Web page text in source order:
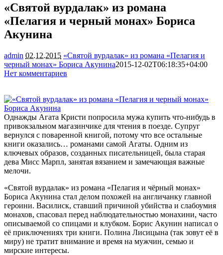
«Святой вурдалак» из романа
«Пелагия и черный монах» Бориса
Акунина
admin 02.12.2015 «Святой вурдалак» из романа «Пелагия и
черный монах» Бориса Акунина2015-12-02T06:18:35+04:00
Нет комментариев
Однажды Агата Кристи попросила мужа купить что-нибудь в
привокзальном магазинчике для чтения в поезде. Супруг
вернулся с поваренной книгой, потому что все остальные
книги оказались… романами самой Агаты. Одним из
ключевых образов, созданных писательницей, была старая
дева Мисс Марпл, занятая вязанием и замечающая важные
мелочи.
«Святой вурдалак» из романа «Пелагия и чёрный монах»
Бориса Акунина стал делом похожей на англичанку главной
героини. Василиск, ставший причиной убийства и слабоумия
монахов, спасовал перед наблюдательностью монахини, часто
описываемой со спицами и клубком. Борис Акунин написал о
её приключениях три книги. Полина Лисицына (так зовут её в
миру) не тратит внимание и время на мужчин, семью и
мирские интересы.